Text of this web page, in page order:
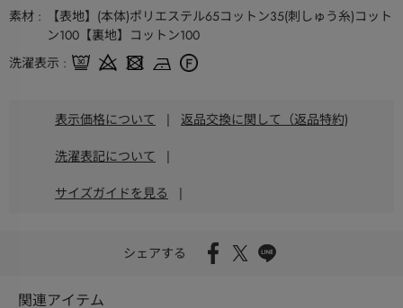
素材
【表地】(本体)ポリエステル65コットン35(刺しゅう糸)コット
ン100【裏地】コットン100
洗濯表示
表示価格について | 返品交換に関して（返品特約)
洗濯表記について |
サイズガイドを見る |
シェアする
関連アイテム